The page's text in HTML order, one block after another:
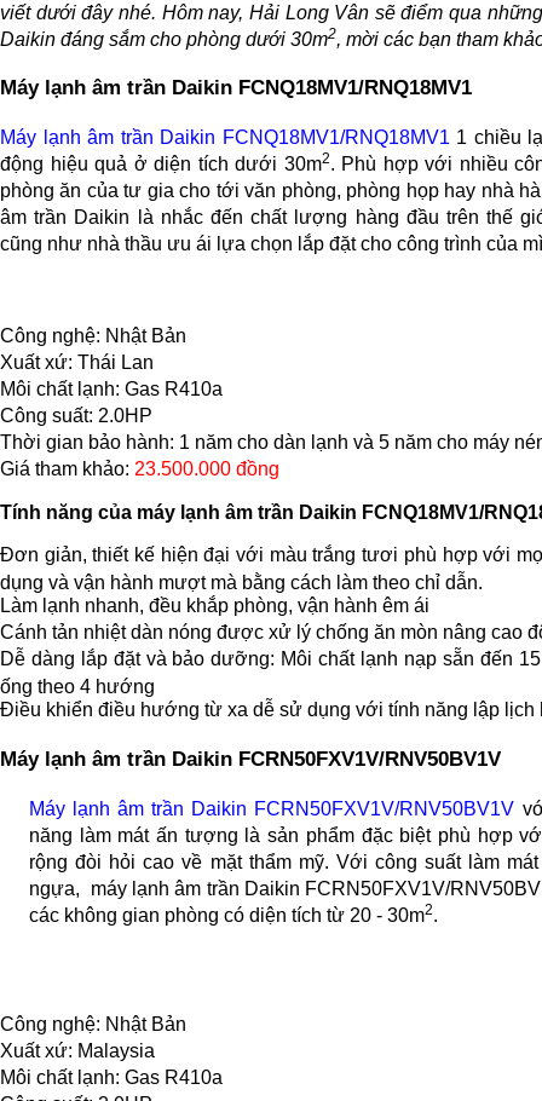
viết dưới đây nhé. Hôm nay, Hải Long Vân sẽ điểm qua
Daikin đáng sắm cho phòng dưới 30m2, mời các bạn tham
Máy lạnh âm trần Daikin FCNQ18MV1/RNQ18MV1
Máy lạnh âm trần Daikin FCNQ18MV1/RNQ18MV1 1 chiều
động hiệu quả ở diện tích dưới 30m2. Phù hợp với nhiều
phòng ăn của tư gia cho tới văn phòng, phòng họp hay nhà
âm trần Daikin là nhắc đến chất lượng hàng đầu trên thế
cũng như nhà thầu ưu ái lựa chọn lắp đặt cho công trình của
Công nghệ: Nhật Bản
Xuất xứ: Thái Lan
Môi chất lạnh: Gas R410a
Công suất: 2.0HP
Thời gian bảo hành: 1 năm cho dàn lạnh và 5 năm cho máy
Giá tham khảo: 23.500.000 đồng
Tính năng của máy lạnh âm trần Daikin FCNQ18MV1/
Đơn giản, thiết kế hiện đại với màu trắng tươi phù hợp với
dụng và vận hành mượt mà bằng cách làm theo chỉ dẫn.
Làm lạnh nhanh, đều khắp phòng, vận hành êm ái
Cánh tản nhiệt dàn nóng được xử lý chống ăn mòn nâng cao
Dễ dàng lắp đặt và bảo dưỡng: Môi chất lạnh nạp sẵn đến
ống theo 4 hướng
Điều khiển điều hướng từ xa dễ sử dụng với tính năng lập lịch
Máy lạnh âm trần Daikin FCRN50FXV1V/RNV50BV1V
Máy lạnh âm trần Daikin FCRN50FXV1V/RNV50BV1V
năng làm mát ấn tượng là sản phẩm đặc biệt phù hợp
rộng đòi hỏi cao về mặt thẩm mỹ. Với công suất làm
ngựa, máy lạnh âm trần Daikin FCRN50FXV1V/
các không gian phòng có diện tích từ 20 - 30m2.
Công nghệ: Nhật Bản
Xuất xứ: Malaysia
Môi chất lạnh: Gas R410a